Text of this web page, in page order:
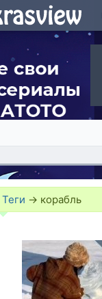
Теги → корабль